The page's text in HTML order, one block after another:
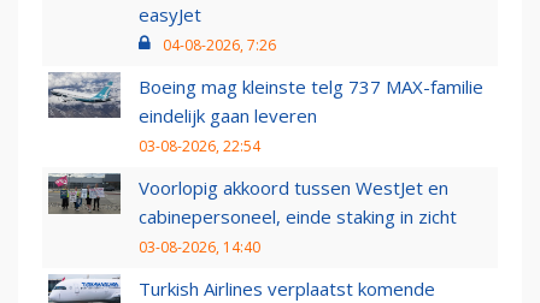
easyJet
04-08-2026, 7:26
Boeing mag kleinste telg 737 MAX-familie
eindelijk gaan leveren
03-08-2026, 22:54
Voorlopig akkoord tussen WestJet en
cabinepersoneel, einde staking in zicht
03-08-2026, 14:40
Turkish Airlines verplaatst komende